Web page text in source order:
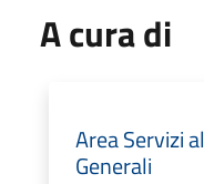
A cura di
Area Servizi
Generali